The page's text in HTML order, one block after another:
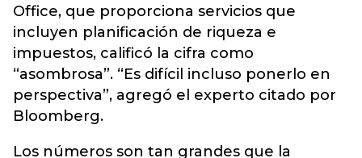
Office, que proporciona servicios que
incluyen planificación de riqueza e
impuestos, calificó la cifra como
“asombrosa”. “Es difícil incluso ponerlo en
perspectiva”, agregó el experto citado por
Bloomberg.
Los números son tan grandes que la